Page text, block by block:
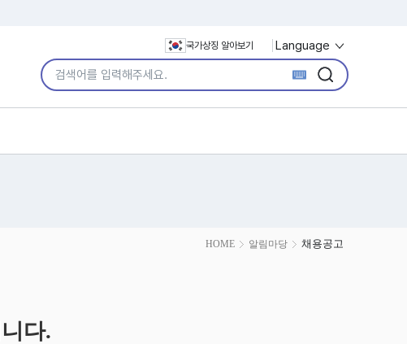
국가상징 알아보기 Language
통합검색어 입력
검색
검색
HOME 알림마당 채용공고
다.